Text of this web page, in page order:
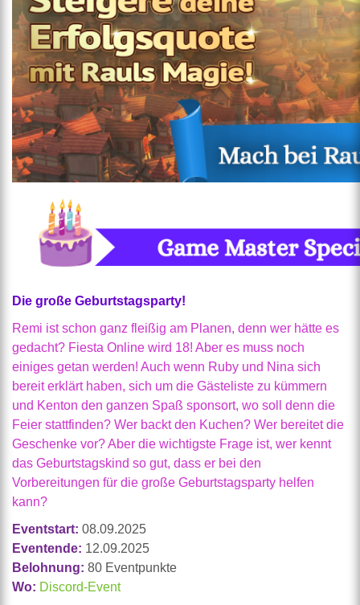
Die große Geburtstagsparty!
Remi ist schon ganz fleißig am Planen, denn wer hätte es
gedacht? Fiesta Online wird 18! Aber es muss noch
einiges getan werden! Auch wenn Ruby und Nina sich
bereit erklärt haben, sich um die Gästeliste zu kümmern
und Kenton den ganzen Spaß sponsort, wo soll denn die
Feier stattfinden? Wer backt den Kuchen? Wer bereitet die
Geschenke vor? Aber die wichtigste Frage ist, wer kennt
das Geburtstagskind so gut, dass er bei den
Vorbereitungen für die große Geburtstagsparty helfen
kann?
Eventstart: 08.09.2025
Eventende: 12.09.2025
Belohnung: 80 Eventpunkte
Wo: Discord-Event